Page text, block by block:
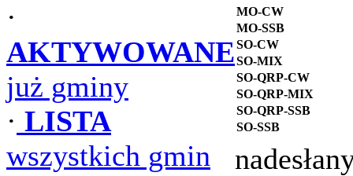
·
AKTYWOWANE
już gminy
· LISTA
wszystkich gmin
MO-CW
MO-SSB
SO-CW
SO-MIX
SO-QRP-CW
SO-QRP-MIX
SO-QRP-SSB
SO-SSB